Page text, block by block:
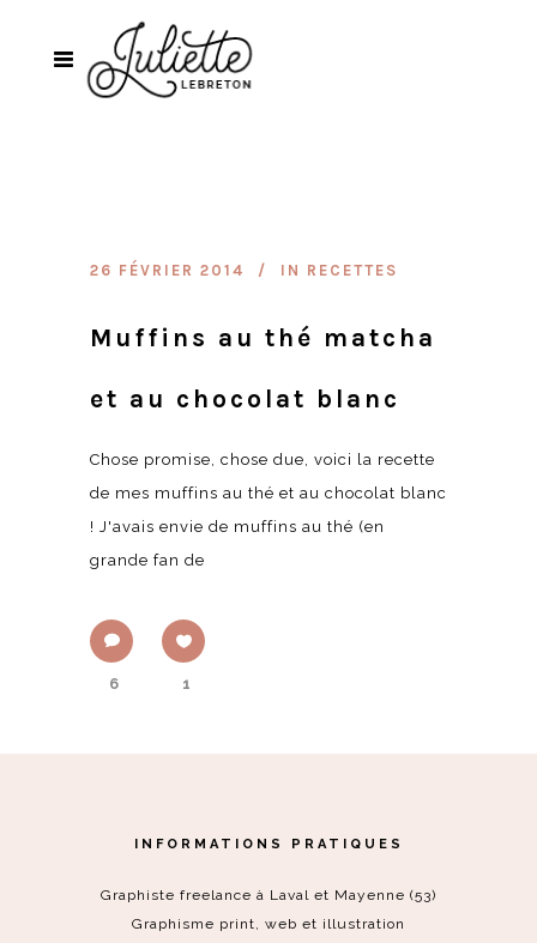
26 FÉVRIER 2014 IN RECETTES
Muffins au thé matcha
et au chocolat blanc
Chose promise, chose due, voici la recette
de mes muffins au thé et au chocolat blanc
! J'avais envie de muffins au thé (en
grande fan de
6 1
INFORMATIONS PRATIQUES
Graphiste freelance à Laval et Mayenne (53)
Graphisme print, web et illustration